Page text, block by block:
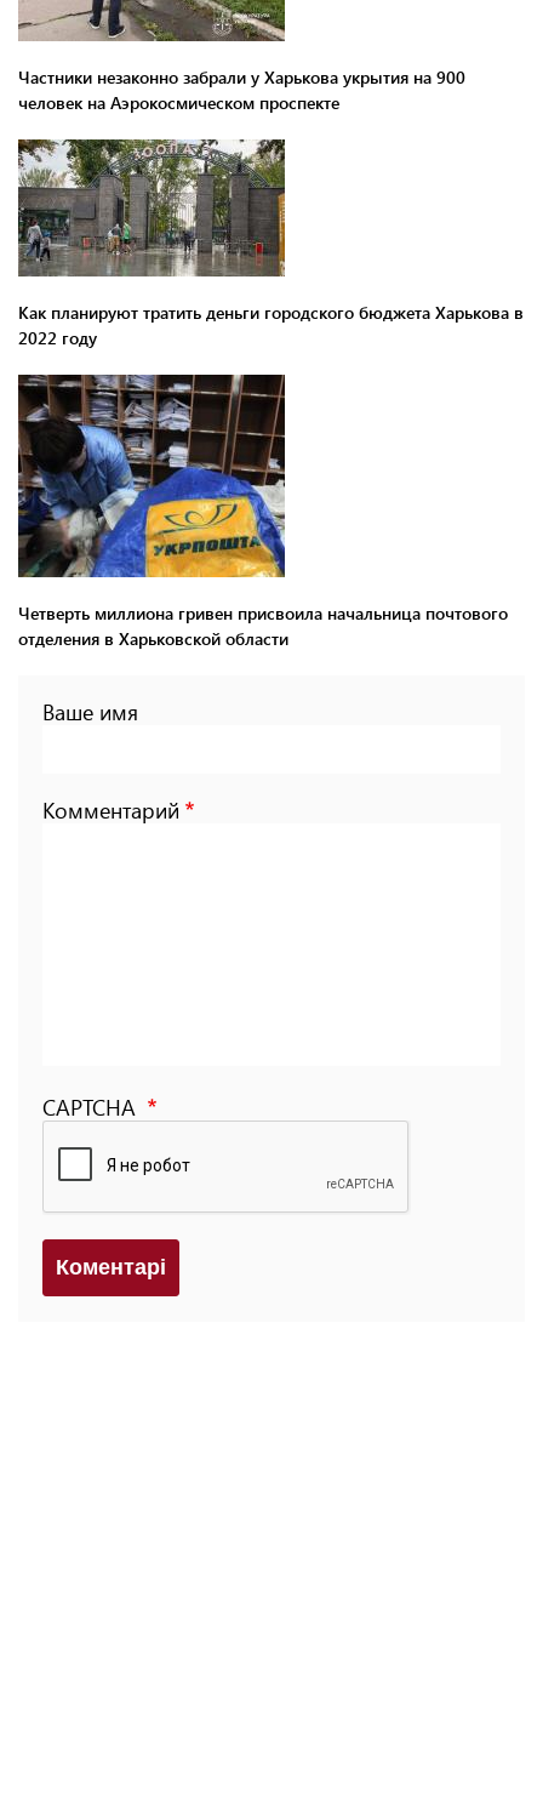
Частники незаконно забрали у Харькова укрытия на 900
человек на Аэрокосмическом проспекте
Как планируют тратить деньги городского бюджета Харькова в
2022 году
Четверть миллиона гривен присвоила начальница почтового
отделения в Харьковской области
Ваше имя
Комментарий
CAPTCHA
Коментарi